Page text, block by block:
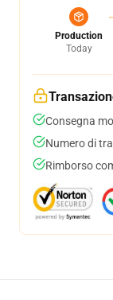
Production
Today
Consegna
Numero di
Rimborso